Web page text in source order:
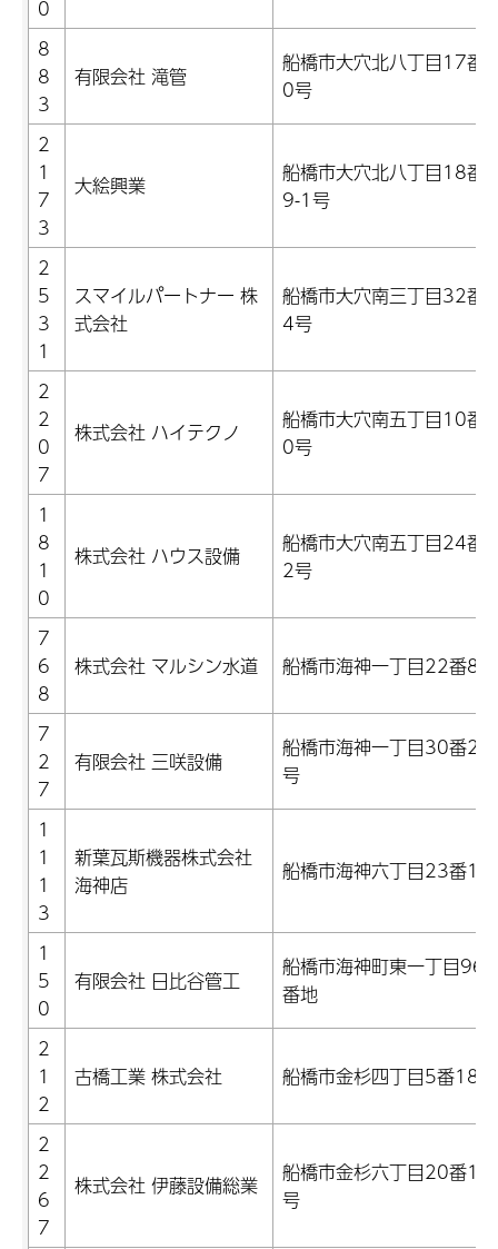
0
8
8
3
有限会社 滝管
船橋市大穴北八丁目17番1
0号
2
1
7
3
大絵興業
船橋市大穴北八丁目18番3
9-1号
2
5
3
1
スマイルパートナー 株
式会社
船橋市大穴南三丁目32番3
4号
2
2
0
7
株式会社 ハイテクノ
船橋市大穴南五丁目10番1
0号
1
8
1
0
株式会社 ハウス設備
船橋市大穴南五丁目24番1
2号
7
6
8
株式会社 マルシン水道 船橋市海神一丁目22番8号
7
2
7
有限会社 三咲設備
船橋市海神一丁目30番27
号
1
1
1
3
新葉瓦斯機器株式会社
海神店
船橋市海神六丁目23番1号
1
5
0
有限会社 日比谷管工
船橋市海神町東一丁目969
番地
2
1
2
古橋工業 株式会社 船橋市金杉四丁目5番18号
2
2
6
7
株式会社 伊藤設備総業
船橋市金杉六丁目20番11
号